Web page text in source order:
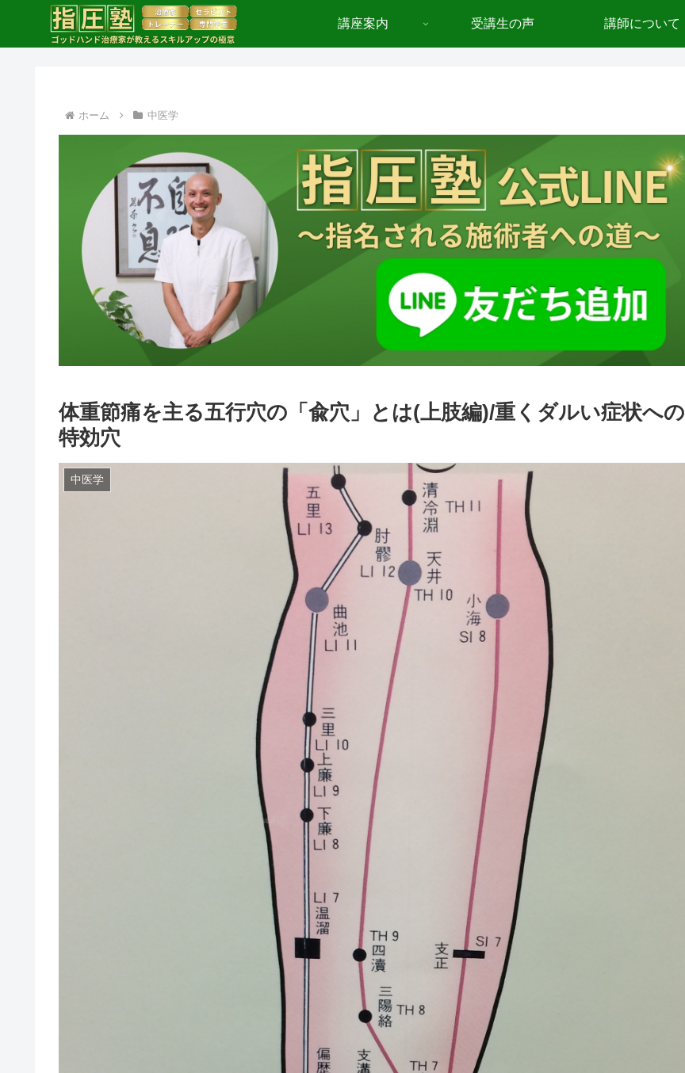
講座案内 受講生の声 講師について
ホーム 中医学
体重節痛を主る五行穴の「兪穴」とは(上肢編)/重くダルい症状への
特効穴
中医学